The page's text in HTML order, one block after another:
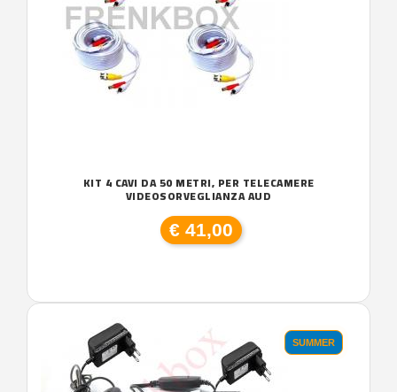
KIT 4 CAVI DA 50 METRI, PER TELECAMERE
VIDEOSORVEGLIANZA AUD
€ 41,00
SUMMER